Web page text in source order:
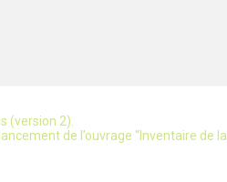
(version 2).
de l’ouvrage “Inventaire de